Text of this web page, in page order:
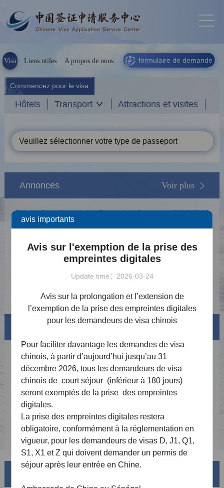
Visa Liens utiles A propos de nous formulaire de demande
Commencez pour le visa
Hôtels Transport Attractions et visites
Veuillez sélectionner votre type de passeport
Annonces Voir plus
Avis sur la prolongation et l’extension de
l’exemption de la prise des empreintes
2026-03-19
demande de visa chinois à Dakar
Avis sur la mise à niveau du mode de
consultation en ligne
2025-03-28
Avis sur le réajustement des politiques de
Saisie des empreintes digitales
Avis de mise à jour des frais basé sur le taux
de change en vigueur le 1er août 2023
2024-07-21
Visa info
Types de visas et liste de matériel
Frais de Visa
Exemplaire de formulaire de demande
Téléchargements
FAQ
avis importants
Avis sur l'exemption de la prise des
empreintes digitales
Update time：2026-03-24
Avis sur la prolongation et l’extension de
l’exemption de la prise des empreintes digitales
pour les demandeurs de visa chinois
Pour faciliter davantage les demandes de visa
chinois, à partir d’aujourd’hui jusqu’au 31
décembre 2026, tous les demandeurs de visa
chinois de court séjour (inférieur à 180 jours)
seront exemptés de la prise des empreintes
digitales.
La prise des empreintes digitales restera
obligatoire, conformément à la réglementation en
vigueur, pour les demandeurs de visas D, J1, Q1,
S1, X1 et Z qui doivent demander un permis de
séjour après leur entrée en Chine.